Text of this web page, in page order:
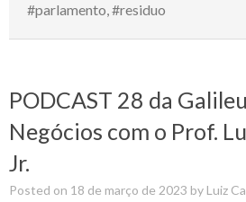
#parlamento,#residuo
PODCAST 28 da
Negócios com o Prof.
Jr.
Posted on 18 de março de 2023 by Luiz